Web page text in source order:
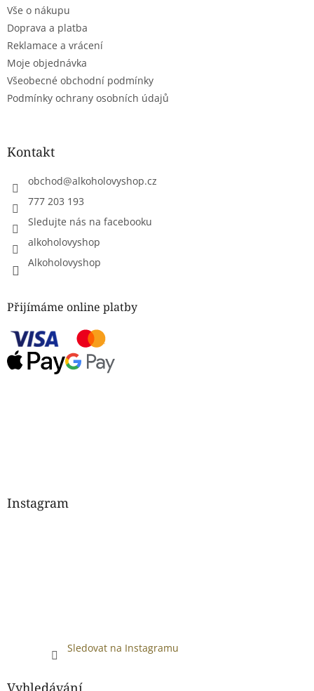
p
i
Vše o nákupu
Doprava a platba
Reklamace a vrácení
Moje objednávka
Všeobecné obchodní podmínky
Podmínky ochrany osobních údajů
Kontakt
obchod@alkoholovyshop.cz
777 203 193
Sledujte nás na facebooku
alkoholovyshop
Alkoholovyshop
Přijímáme online platby
Instagram
Sledovat na Instagramu
Vyhledávání